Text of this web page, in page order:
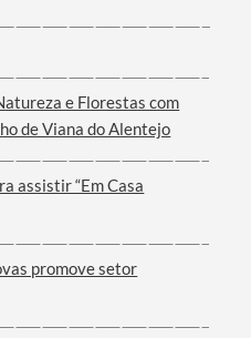
e Florestas com
de Viana do Alentejo
assistir “Em Casa
promove setor